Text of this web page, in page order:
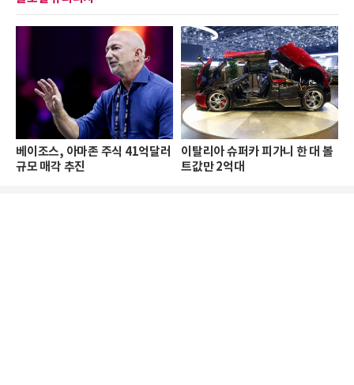
베이조스, 아마존 주식 41억달러
규모 매각 추진
이탈리아 슈퍼카 피가니 한 대 볼
트값만 2억대